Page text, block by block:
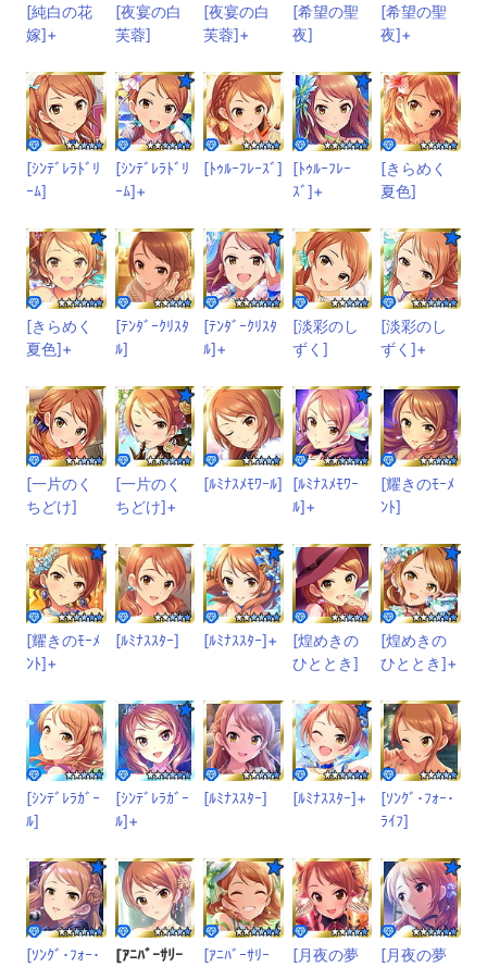
[純白の花
嫁]+
[夜宴の白
芙蓉]
[夜宴の白
芙蓉]+
[希望の聖
夜]
[希望の聖
夜]+
[ｼﾝﾃﾞﾚﾗﾄﾞﾘ
ｰﾑ]
[ｼﾝﾃﾞﾚﾗﾄﾞﾘ
ｰﾑ]+
[ﾄｩﾙｰﾌﾚｰｽﾞ]
[ﾄｩﾙｰﾌﾚｰ
ｽﾞ]+
[きらめく
夏色]
[きらめく
夏色]+
[ﾃﾝﾀﾞｰｸﾘｽﾀ
ﾙ]
[ﾃﾝﾀﾞｰｸﾘｽﾀ
ﾙ]+
[淡彩のし
ずく]
[淡彩のし
ずく]+
[一片のく
ちどけ]
[一片のく
ちどけ]+
[ﾙﾐﾅｽﾒﾓﾜｰﾙ]
[ﾙﾐﾅｽﾒﾓﾜｰ
ﾙ]+
[耀きのﾓｰﾒ
ﾝﾄ]
[耀きのﾓｰﾒ
ﾝﾄ]+
[ﾙﾐﾅｽｽﾀｰ] [ﾙﾐﾅｽｽﾀｰ]+
[煌めきの
ひととき]
[煌めきの
ひととき]+
[ｼﾝﾃﾞﾚﾗｶﾞｰ
ﾙ]
[ｼﾝﾃﾞﾚﾗｶﾞｰ
ﾙ]+
[ﾙﾐﾅｽｽﾀｰ] [ﾙﾐﾅｽｽﾀｰ]+
[ｿﾝｸﾞ･ﾌｫｰ･
ﾗｲﾌ]
[ｿﾝｸﾞ･ﾌｫｰ･ [ｱﾆﾊﾞｰｻﾘｰ [ｱﾆﾊﾞｰｻﾘｰ [月夜の夢 [月夜の夢